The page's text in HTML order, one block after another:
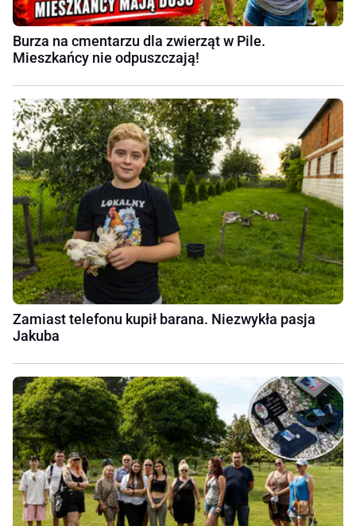
Burza na cmentarzu dla zwierząt w Pile.
Mieszkańcy nie odpuszczają!
Zamiast telefonu kupił barana. Niezwykła pasja
Jakuba